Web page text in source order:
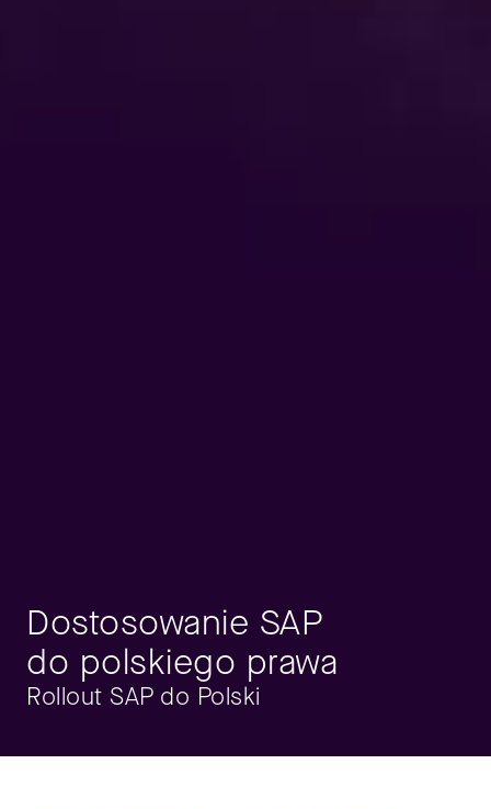
Dostosowanie SAP
do polskiego prawa
Rollout SAP do Polski